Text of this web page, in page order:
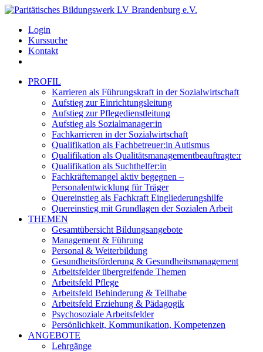
Login
Kurssuche
Kontakt
PROFIL
Karrieren als Führungskraft in der Sozialwirtschaft
Aufstieg zur Einrichtungsleitung
Aufstieg zur Pflegedienstleitung
Aufstieg als Sozialmanager:in
Fachkarrieren in der Sozialwirtschaft
Qualifikation als Fachbetreuer:in Autismus
Qualifikation als Qualitätsmanagementbeauftragte:r
Qualifikation als Suchthelfer:in
Fachkräftemangel aktiv begegnen –
Personalentwicklung für Träger
Quereinstieg als Fachkraft Eingliederungshilfe
Quereinstieg mit Grundlagen der Sozialen Arbeit
THEMEN
Gesamtübersicht Bildungsangebote
Management & Führung
Personal & Weiterbildung
Gesundheitsförderung & Gesundheitsmanagement
Arbeitsfelder übergreifende Themen
Arbeitsfeld Pflege
Arbeitsfeld Behinderung & Teilhabe
Arbeitsfeld Erziehung & Pädagogik
Psychosoziale Arbeitsfelder
Persönlichkeit, Kommunikation, Kompetenzen
ANGEBOTE
Lehrgänge